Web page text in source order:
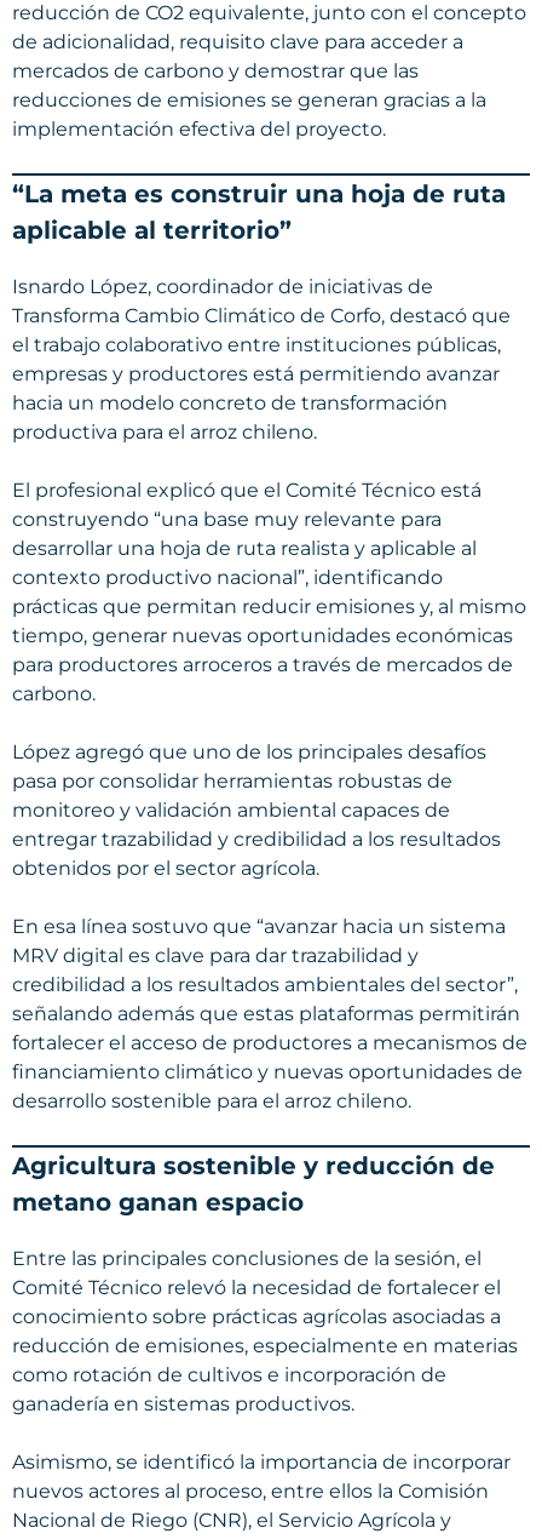
reducción de CO2 equivalente, junto con el concepto
de adicionalidad, requisito clave para acceder a
mercados de carbono y demostrar que las
reducciones de emisiones se generan gracias a la
implementación efectiva del proyecto.
“La meta es construir una hoja de ruta
aplicable al territorio”
Isnardo López, coordinador de iniciativas de
Transforma Cambio Climático de Corfo, destacó que
el trabajo colaborativo entre instituciones públicas,
empresas y productores está permitiendo avanzar
hacia un modelo concreto de transformación
productiva para el arroz chileno.
El profesional explicó que el Comité Técnico está
construyendo “una base muy relevante para
desarrollar una hoja de ruta realista y aplicable al
contexto productivo nacional”, identificando
prácticas que permitan reducir emisiones y, al mismo
tiempo, generar nuevas oportunidades económicas
para productores arroceros a través de mercados de
carbono.
López agregó que uno de los principales desafíos
pasa por consolidar herramientas robustas de
monitoreo y validación ambiental capaces de
entregar trazabilidad y credibilidad a los resultados
obtenidos por el sector agrícola.
En esa línea sostuvo que “avanzar hacia un sistema
MRV digital es clave para dar trazabilidad y
credibilidad a los resultados ambientales del sector”,
señalando además que estas plataformas permitirán
fortalecer el acceso de productores a mecanismos de
financiamiento climático y nuevas oportunidades de
desarrollo sostenible para el arroz chileno.
Agricultura sostenible y reducción de
metano ganan espacio
Entre las principales conclusiones de la sesión, el
Comité Técnico relevó la necesidad de fortalecer el
conocimiento sobre prácticas agrícolas asociadas a
reducción de emisiones, especialmente en materias
como rotación de cultivos e incorporación de
ganadería en sistemas productivos.
Asimismo, se identificó la importancia de incorporar
nuevos actores al proceso, entre ellos la Comisión
Nacional de Riego (CNR), el Servicio Agrícola y